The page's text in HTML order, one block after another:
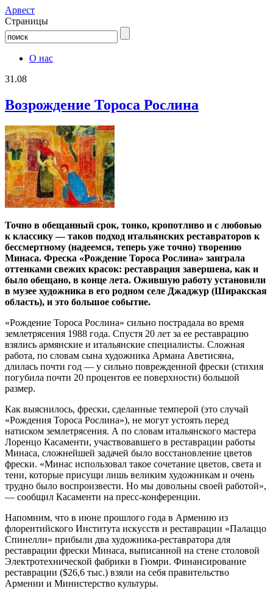
Aрвест
Страницы
О нас
31.08
Возрождение Тороса Рослина
Точно в обещанный срок, тонко, кропотливо и с любовью
к классику — таков подход итальянских реставраторов к
бессмертному (надеемся, теперь уже точно) творению
Минаса. Фреска «Рождение Тороса Рослина» заиграла
оттенками свежих красок: реставрация завершена, как и
было обещано, в конце лета. Ожившую работу установили
в музее художника в его родном селе Джаджур (Ширакская
область), и это большое событие.
«Рождение Тороса Рослина» сильно пострадала во время
землетрясения 1988 года. Спустя 20 лет за ее реставрацию
взялись армянские и итальянские специалисты. Сложная
работа, по словам сына художника Армана Аветисяна,
длилась почти год — у сильно поврежденной фрески (стихия
погубила почти 20 процентов ее поверхности) большой
размер.
Как выяснилось, фрески, сделанные темперой (это случай
«Рождения Тороса Рослина»), не могут устоять перед
натиском землетрясения. А по словам итальянского мастера
Лоренцо Касаменти, участвовавшего в реставрации работы
Минаса, сложнейшей задачей было восстановление цветов
фрески. «Минас использовал такое сочетание цветов, света и
тени, которые присущи лишь великим художникам и очень
трудно было воспроизвести. Но мы довольны своей работой»,
— сообщил Касаменти на пресс-конференции.
Напомним, что в июне прошлого года в Армению из
флорентийского Института искусств и реставрации «Палаццо
Спинелли» прибыли два художника-реставратора для
реставрации фрески Минаса, выписанной на стене столовой
Электротехнической фабрики в Гюмри. Финансирование
реставрации ($26,6 тыс.) взяли на себя правительство
Армении и Министерство культуры.